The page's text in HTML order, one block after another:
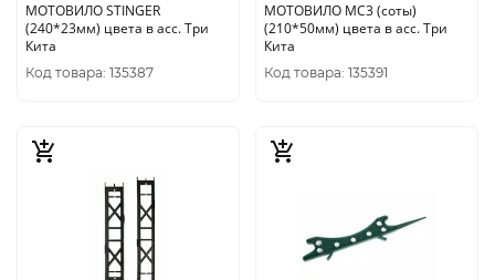
МОТОВИЛО STINGER
(240*23мм) цвета в асс. Три
Кита
Код товара: 135387
МОТОВИЛО МС3 (соты)
(210*50мм) цвета в асс. Три
Кита
Код товара: 135391